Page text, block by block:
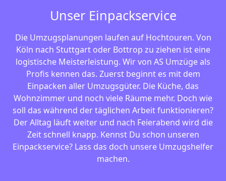
Unser Einpackservice
Die Umzugsplanungen laufen auf Hochtouren. Von
Köln nach Stuttgart oder Bottrop zu ziehen ist eine
logistische Meisterleistung. Wir von AS Umzüge als
Profis kennen das. Zuerst beginnt es mit dem
Einpacken aller Umzugsgüter. Die Küche, das
Wohnzimmer und noch viele Räume mehr. Doch wie
soll das während der täglichen Arbeit funktionieren?
Der Alltag läuft weiter und nach Feierabend wird die
Zeit schnell knapp. Kennst Du schon unseren
Einpackservice? Lass das doch unsere Umzugshelfer
machen.